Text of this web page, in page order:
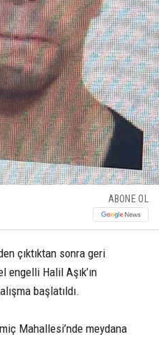
ABONE OL
çıktıktan sonra geri
engelli Halil Aşık’ın
başlatıldı.
Mahallesi’nde meydana